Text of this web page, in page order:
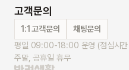
고객문의
1:1 고객문의
채팅문의
평일 09:00-18:00 운영 (점심시
주말, 공휴일 휴무